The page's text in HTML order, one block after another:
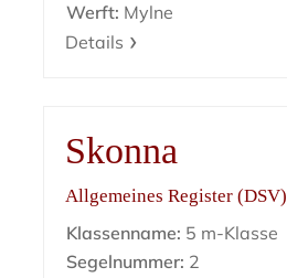
Werft: Mylne
Details
Skonna
Allgemeines Register (DSV)
Klassenname: 5 m-Klasse
Segelnummer: 2